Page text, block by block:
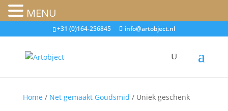
+31 (0)164-256845 info@artobject.nl
Home / Net gemaakt Goudsmid / Uniek geschenk
MENU